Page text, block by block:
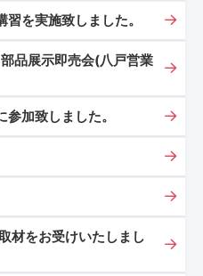
を実施致しました。
品展示即売会(八戸営業
加致しました。
材をお受けいたしまし